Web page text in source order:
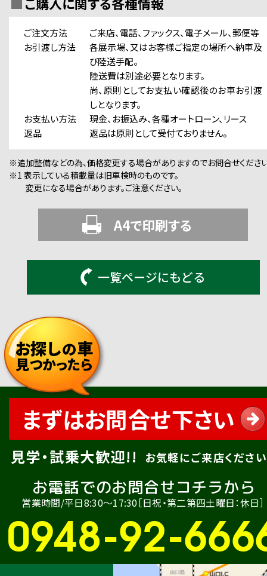
ご注文方法
ご来店、電話、ファックス、電子メール、郵便等
お引渡し方法
各展示場、又はお客様ご指定の場所へ納車及
び陸送手配。
陸送費は別途必要となります。
尚、原則としてお支払い確認後のお車お引渡
しとなります。
お支払い方法
現金、お振込み、各種オートローン、リース
返品
返品は原則として受付ておりません。
※追加整備などの為、価格変更する場合がありますのでお問合せくださ
※1 表示している積載量は旧車検時のものです。
変更になる場合があります。ご注意ください。
A4で印刷する
一覧ページにもどる
お探しの車
見つかったら
まずはお問合せ下さい
見学・試乗大歓迎!! お気軽にご来店ください
お電話でのお問合せコチラから
営業時間/平日8:30〜17:30［日祝・第二第四土曜日：休日］
0948-92-